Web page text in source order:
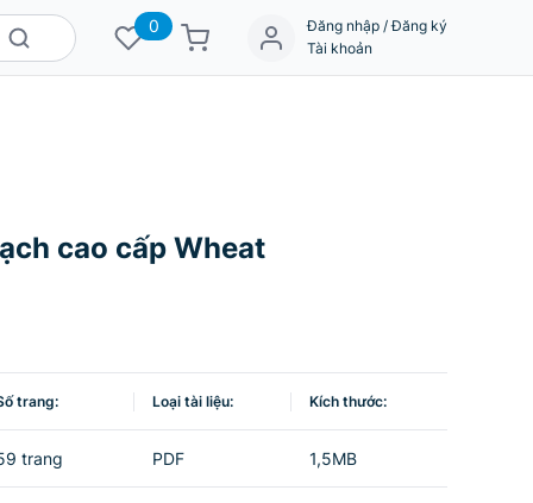
0
Đăng nhập / Đăng ký
Tài khoản
cao cấp Wheat
trang: Loại tài liệu: Kích thước:
trang PDF 1,5MB